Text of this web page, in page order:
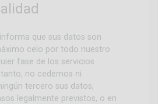
que sus datos son
celo por todo nuestro
fase de los servicios
no cedemos ni
tercero sus datos,
legalmente previstos, o en